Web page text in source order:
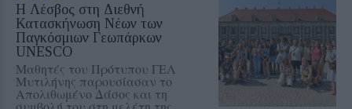
Η Λέσβος στη Διεθνή
Κατασκήνωση Νέων των
Παγκόσμιων Γεωπάρκων
UNESCO
Μαθητές του Πρότυπου ΓΕΛ
Μυτιλήνης παρουσίασαν το
Απολιθωμένο Δάσος και τη